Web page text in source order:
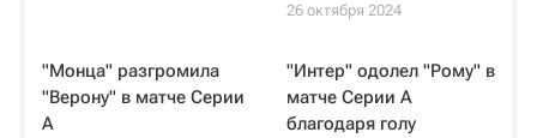
26 октября 2024
"Монца" разгромила
"Верону" в матче Серии
А
"Интер" одолел "Рому" в
матче Серии А
благодаря голу